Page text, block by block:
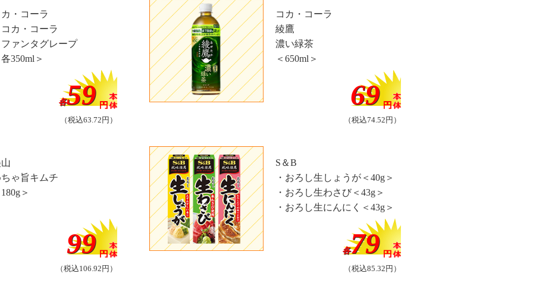
・コーラ
カ・コーラ
ァンタグレープ
350ml＞
各59
（税込63.72円）
コカ・コーラ
綾鷹
濃い緑茶
＜650ml＞
69
（税込74.52円）
ゃ旨キムチ
＞
99
（税込106.92円）
S＆B
・おろし生しょうが＜40g＞
・おろし生わさび＜43g＞
・おろし生にんにく＜43g＞
各79
（税込85.32円）